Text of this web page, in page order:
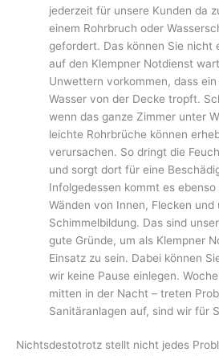
jederzeit für unsere Kunden da
einem Rohrbruch oder
gefordert. Das können Sie nicht
auf den Klempner Notdienst
Unwettern vorkommen, dass
Wasser von der Decke tropft.
wenn das ganze Zimmer unter
leichte Rohrbrüche können
verursachen. So dringt die
und sorgt dort für eine
Infolgedessen kommt es
Wänden von Innen, Flecken und
Schimmelbildung. Das sind
gute Gründe, um als Klempner
Einsatz zu sein. Dabei können
wir keine Pause einlegen.
mitten in der Nacht – treten
Sanitäranlagen auf, sind wir für
Nichtsdestotrotz stellt nicht jedes